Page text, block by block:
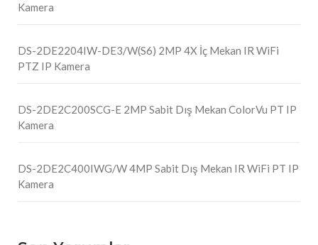
Kamera
DS-2DE2204IW-DE3/W(S6) 2MP 4X İç Mekan IR WiFi
PTZ IP Kamera
DS-2DE2C200SCG-E 2MP Sabit Dış Mekan ColorVu PT IP
Kamera
DS-2DE2C400IWG/W 4MP Sabit Dış Mekan IR WiFi PT IP
Kamera